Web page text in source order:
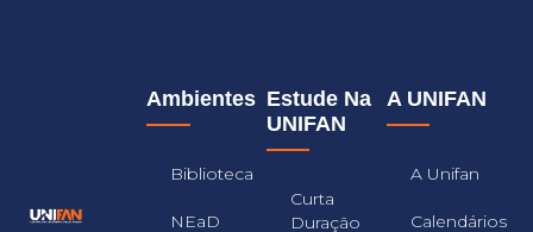
A UNIFAN
A Unifan
Calendários
Estude Na
UNIFAN
Curta
Duração
Ambientes
Biblioteca
NEaD